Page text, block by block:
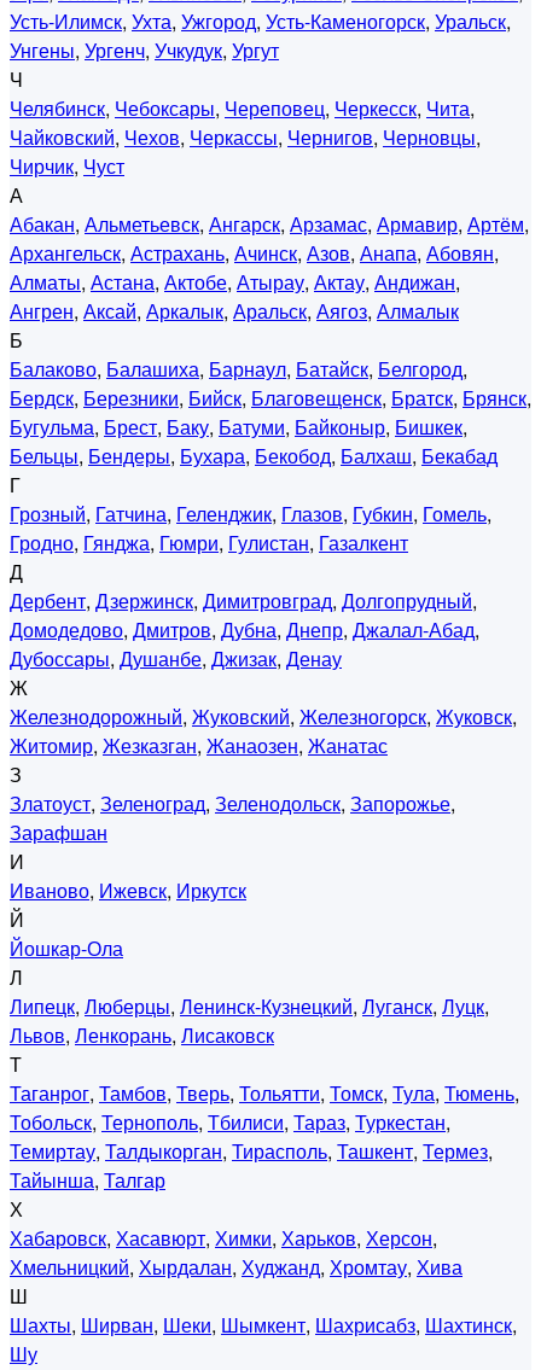
Усть-Илимск, Ухта, Ужгород, Усть-Каменогорск, Уральск,
Унгены, Ургенч, Учкудук, Ургут
Ч
Челябинск, Чебоксары, Череповец, Черкесск, Чита,
Чайковский, Чехов, Черкассы, Чернигов, Черновцы,
Чирчик, Чуст
А
Абакан, Альметьевск, Ангарск, Арзамас, Армавир, Артём,
Архангельск, Астрахань, Ачинск, Азов, Анапа, Абовян,
Алматы, Астана, Актобе, Атырау, Актау, Андижан,
Ангрен, Аксай, Аркалык, Аральск, Аягоз, Алмалык
Б
Балаково, Балашиха, Барнаул, Батайск, Белгород,
Бердск, Березники, Бийск, Благовещенск, Братск, Брянск,
Бугульма, Брест, Баку, Батуми, Байконыр, Бишкек,
Бельцы, Бендеры, Бухара, Бекобод, Балхаш, Бекабад
Г
Грозный, Гатчина, Геленджик, Глазов, Губкин, Гомель,
Гродно, Гянджа, Гюмри, Гулистан, Газалкент
Д
Дербент, Дзержинск, Димитровград, Долгопрудный,
Домодедово, Дмитров, Дубна, Днепр, Джалал-Абад,
Дубоссары, Душанбе, Джизак, Денау
Ж
Железнодорожный, Жуковский, Железногорск, Жуковск,
Житомир, Жезказган, Жанаозен, Жанатас
З
Златоуст, Зеленоград, Зеленодольск, Запорожье,
Зарафшан
И
Иваново, Ижевск, Иркутск
Й
Йошкар-Ола
Л
Липецк, Люберцы, Ленинск-Кузнецкий, Луганск, Луцк,
Львов, Ленкорань, Лисаковск
Т
Таганрог, Тамбов, Тверь, Тольятти, Томск, Тула, Тюмень,
Тобольск, Тернополь, Тбилиси, Тараз, Туркестан,
Темиртау, Талдыкорган, Тирасполь, Ташкент, Термез,
Тайынша, Талгар
Х
Хабаровск, Хасавюрт, Химки, Харьков, Херсон,
Хмельницкий, Хырдалан, Худжанд, Хромтау, Хива
Ш
Шахты, Ширван, Шеки, Шымкент, Шахрисабз, Шахтинск,
Шу